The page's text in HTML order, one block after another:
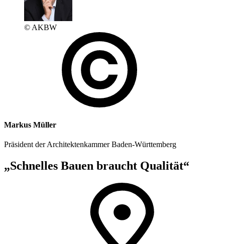
© AKBW
Markus Müller
Präsident der Architektenkammer Baden-Württemberg
„Schnelles Bauen braucht Qualität“